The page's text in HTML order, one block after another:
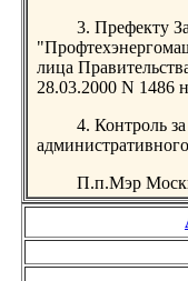
3. Префекту
лица
28.03.2000 N 1486
4. Контроль
П.п.Мэр